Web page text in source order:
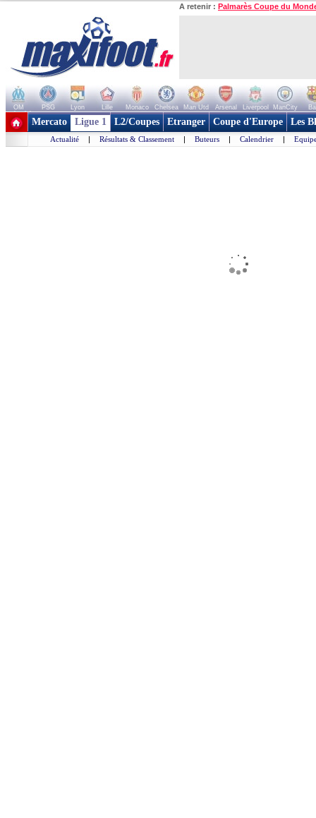
A retenir : Palmarès Coupe du
OM PSG Lyon Lille Monaco Chelsea Man Utd Arsenal Liverpool ManCity
+ de clubs
Mercato Ligue 1 L2/Coupes Etranger Coupe d'Europe Les
Actualité | Résultats & Classement | Buteurs | Calendrier |